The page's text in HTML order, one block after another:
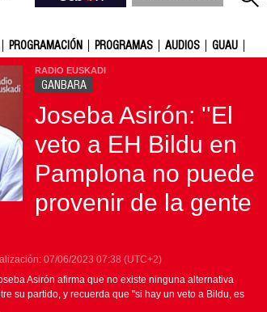
PROGRAMACIÓN PROGRAMAS AUDIOS GUAU
RADIO EUSKADI
GANBARA
Joseba Asirón: ''El
veto a EH Bildu en
Pamplona no puede
provenir de la gente
07/06/2023 07:38 (UTC+2)
Asirón afirma que no existe ninguna alternativa
su partido, y recuerda que "si hay un veto a Bildu, es